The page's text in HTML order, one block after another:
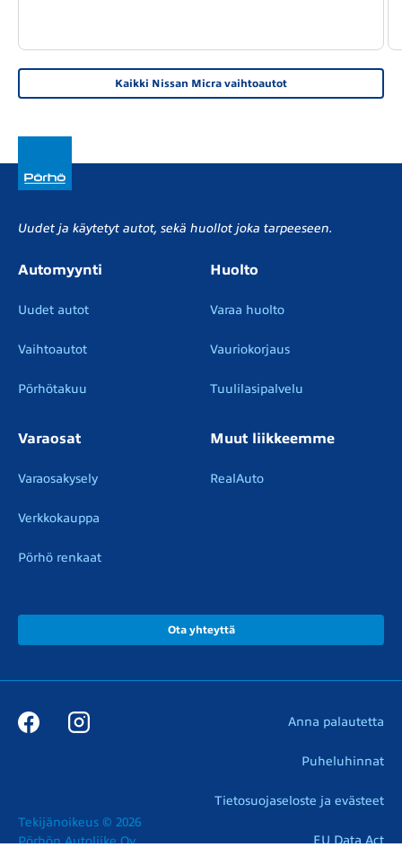
Kaikki Nissan Micra vaihtoautot
Uudet ja käytetyt autot, sekä huollot joka tarpeeseen.
Automyynti
Uudet autot
Vaihtoautot
Pörhötakuu
Huolto
Varaa huolto
Vauriokorjaus
Tuulilasipalvelu
Varaosat
Varaosakysely
Verkkokauppa
Pörhö renkaat
Muut liikkeemme
RealAuto
Ota yhteyttä
Tekijänoikeus © 2026
Pörhön Autoliike Oy
Anna palautetta
Puheluhinnat
Tietosuojaseloste ja evästeet
EU Data Act